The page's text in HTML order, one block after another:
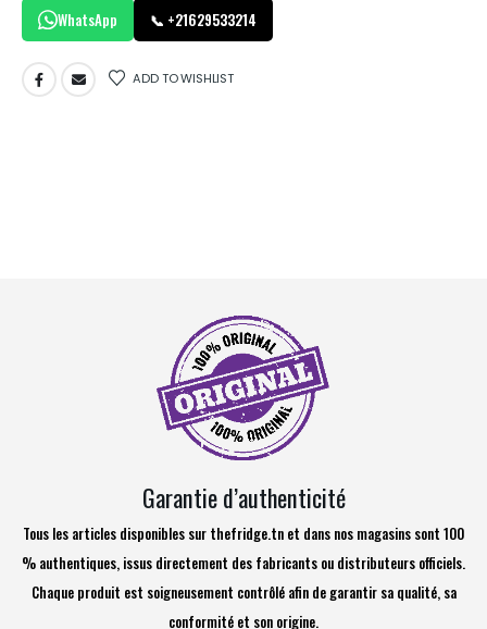
WhatsApp 📞 +21629533214
ADD TO WISHLIST
Garantie d’authenticité
Tous les articles disponibles sur thefridge.tn et dans nos magasins sont 100
% authentiques, issus directement des fabricants ou distributeurs officiels.
Chaque produit est soigneusement contrôlé afin de garantir sa qualité, sa
conformité et son origine.